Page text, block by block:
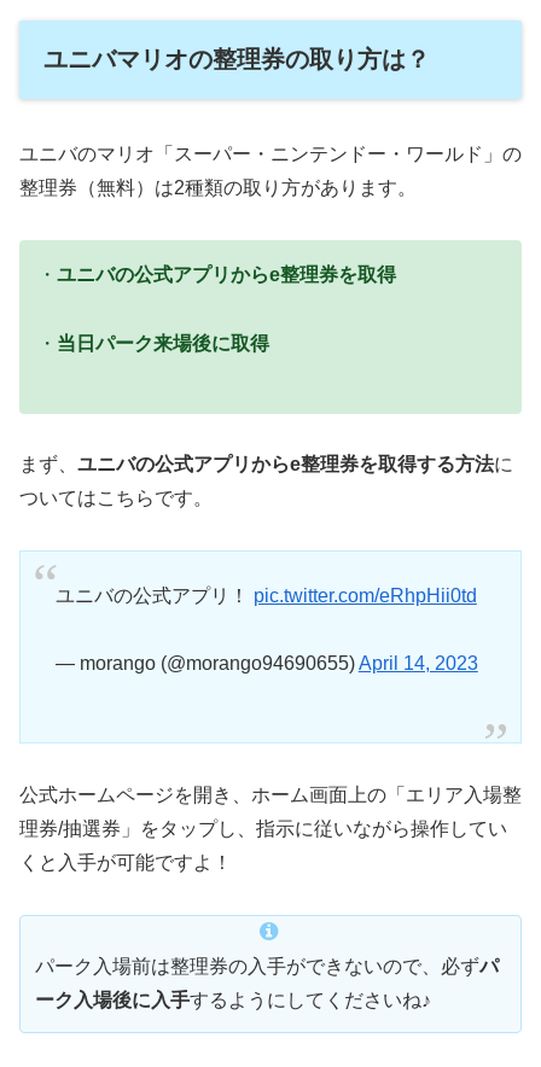
ユニバマリオの整理券の取り方は？
ユニバのマリオ「スーパー・ニンテンドー・ワールド」の
整理券（無料）は2種類の取り方があります。
・ ユニバの公式アプリからe整理券を取得
・ 当日パーク来場後に取得
まず、 ユニバの公式アプリからe整理券を取得する方法に
ついてはこちらです。
ユニバの公式アプリ！ pic.twitter.com/eRhpHii0td
— morango (@morango94690655)April 14, 2023
公式ホームページを開き、ホーム画面上の「エリア入場整
理券/抽選券」をタップし、指示に従いながら操作してい
くと入手が可能ですよ！
パーク入場前は整理券の入手ができないので、必ずパ
ーク入場後に入手するようにしてくださいね♪